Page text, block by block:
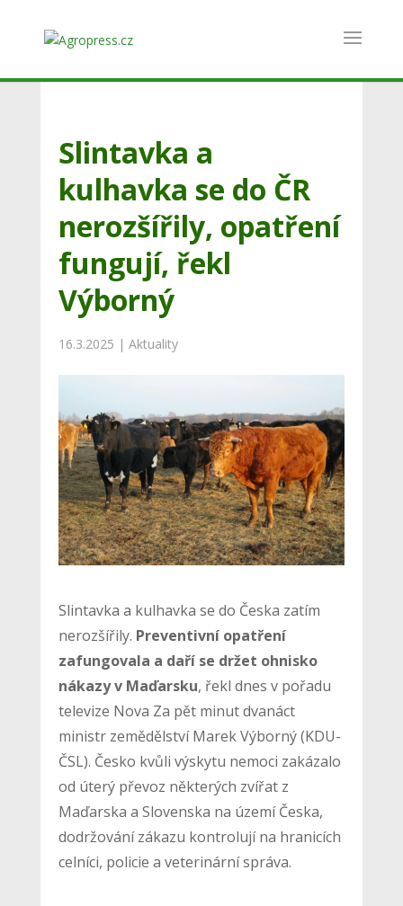
Slintavka a
kulhavka se do ČR
nerozšířily, opatření
fungují, řekl
Výborný
16.3.2025 | Aktuality
Slintavka a kulhavka se do Česka zatím
nerozšířily. Preventivní opatření
zafungovala a daří se držet ohnisko
nákazy v Maďarsku, řekl dnes v pořadu
televize Nova Za pět minut dvanáct
ministr zemědělství Marek Výborný (KDU-
ČSL). Česko kvůli výskytu nemoci zakázalo
od úterý převoz některých zvířat z
Maďarska a Slovenska na území Česka,
dodržování zákazu kontrolují na hranicích
celníci, policie a veterinární správa.